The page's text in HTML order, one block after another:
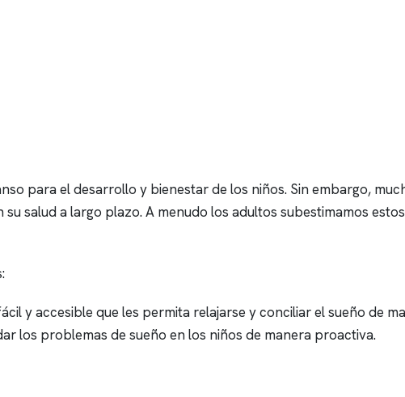
para el desarrollo y bienestar de los niños. Sin embargo,
salud a largo plazo. A menudo los adultos subestimamos
y accesible que les permita relajarse y conciliar el sueño de
los problemas de sueño en los niños de manera proactiva.